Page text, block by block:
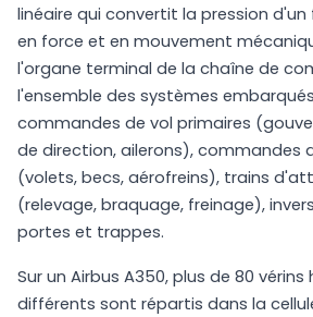
linéaire qui convertit la pression d'un
en force et en mouvement
l'organe terminal de la chaîne de
l'ensemble des systèmes
commandes de vol primaires
de direction, ailerons), commandes
(volets, becs, aérofreins), trains
(relevage, braquage, freinage),
portes et trappes.
Sur un Airbus A350, plus de 80 vérins
différents sont répartis dans la